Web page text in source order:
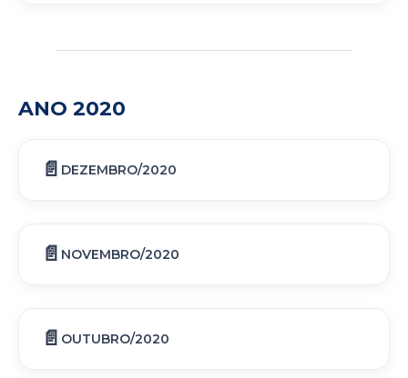
ANO 2020
DEZEMBRO/2020
NOVEMBRO/2020
OUTUBRO/2020